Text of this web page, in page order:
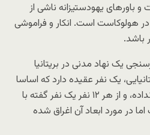
یهودستیزانه ناشی از
هولوکاست است. انکار و فراموشی
باشد.
یک نهاد مدنی در بریتانیا
یک نفر عقیده دارد که اساسا
هولوکاست دروغ است و رخ نداده، و از هر ۱۲ نفر یک نفر گفته با
در مورد ابعاد آن اغراق شده